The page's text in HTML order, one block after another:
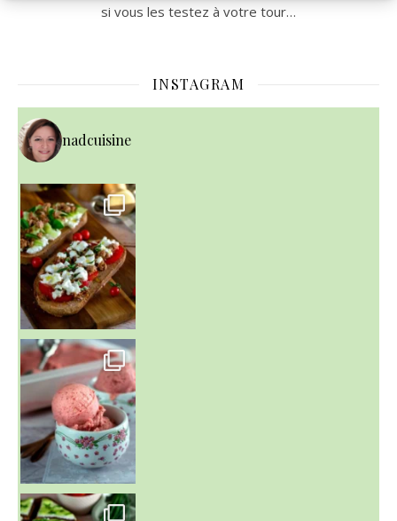
si vous les testez à votre tour…
INSTAGRAM
nadcuisine
~ NICE CREAM À LA FRAISE ~
Presque un mois que